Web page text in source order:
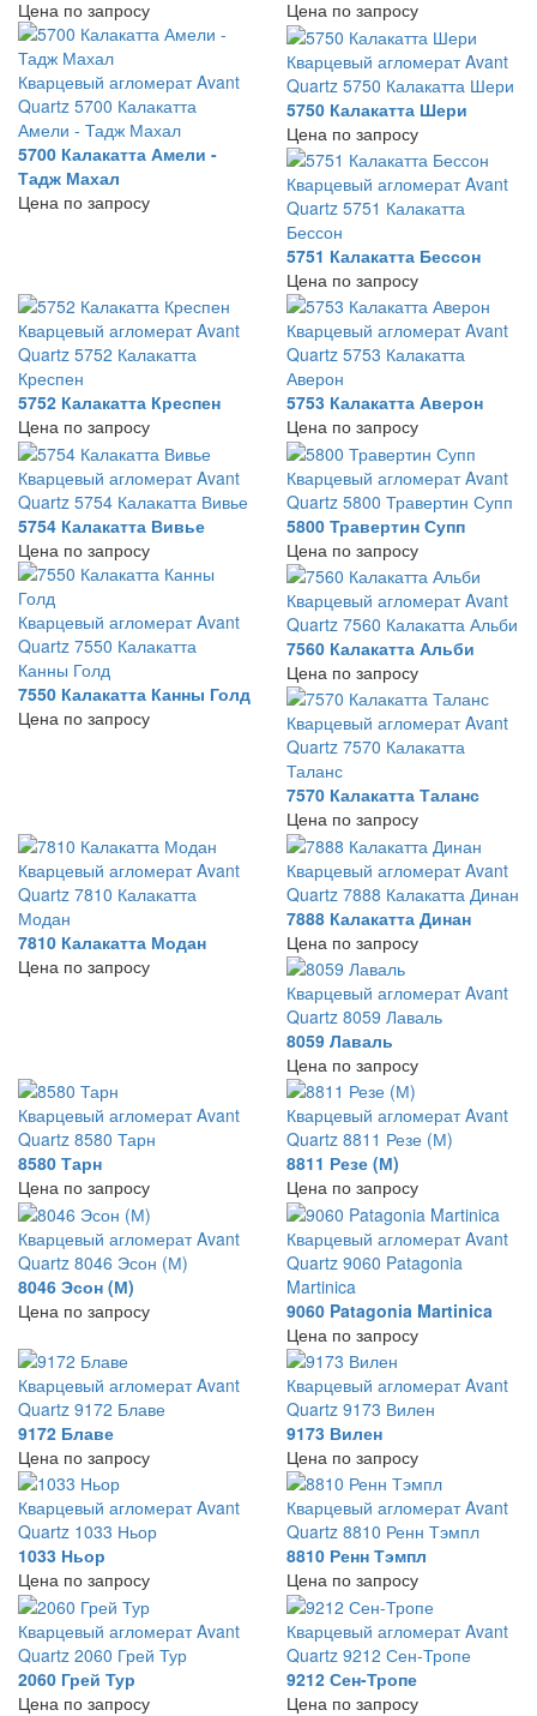
Цена по запросу Цена по запросу
Кварцевый агломерат Avant
Quartz 5700 Калакатта
Амели - Тадж Махал
5700 Калакатта Амели -
Тадж Махал
Цена по запросу
Кварцевый агломерат Avant
Quartz 5750 Калакатта Шери
5750 Калакатта Шери
Цена по запросу
Кварцевый агломерат Avant
Quartz 5751 Калакатта
Бессон
5751 Калакатта Бессон
Цена по запросу
Кварцевый агломерат Avant
Quartz 5752 Калакатта
Креспен
5752 Калакатта Креспен
Цена по запросу
Кварцевый агломерат Avant
Quartz 5753 Калакатта
Аверон
5753 Калакатта Аверон
Цена по запросу
Кварцевый агломерат Avant
Quartz 5754 Калакатта Вивье
5754 Калакатта Вивье
Цена по запросу
Кварцевый агломерат Avant
Quartz 5800 Травертин Супп
5800 Травертин Супп
Цена по запросу
Кварцевый агломерат Avant
Quartz 7550 Калакатта
Канны Голд
7550 Калакатта Канны Голд
Цена по запросу
Кварцевый агломерат Avant
Quartz 7560 Калакатта Альби
7560 Калакатта Альби
Цена по запросу
Кварцевый агломерат Avant
Quartz 7570 Калакатта
Таланс
7570 Калакатта Таланс
Цена по запросу
Кварцевый агломерат Avant
Quartz 7810 Калакатта
Модан
7810 Калакатта Модан
Цена по запросу
Кварцевый агломерат Avant
Quartz 7888 Калакатта Динан
7888 Калакатта Динан
Цена по запросу
Кварцевый агломерат Avant
Quartz 8059 Лаваль
8059 Лаваль
Цена по запросу
Кварцевый агломерат Avant
Quartz 8580 Тарн
8580 Тарн
Цена по запросу
Кварцевый агломерат Avant
Quartz 8811 Резе (М)
8811 Резе (М)
Цена по запросу
Кварцевый агломерат Avant
Quartz 8046 Эсон (М)
8046 Эсон (М)
Цена по запросу
Кварцевый агломерат Avant
Quartz 9060 Patagonia
Martinica
9060 Patagonia Martinica
Цена по запросу
Кварцевый агломерат Avant
Quartz 9172 Блаве
9172 Блаве
Цена по запросу
Кварцевый агломерат Avant
Quartz 9173 Вилен
9173 Вилен
Цена по запросу
Кварцевый агломерат Avant
Quartz 1033 Ньор
1033 Ньор
Цена по запросу
Кварцевый агломерат Avant
Quartz 8810 Ренн Тэмпл
8810 Ренн Тэмпл
Цена по запросу
Кварцевый агломерат Avant
Quartz 2060 Грей Тур
2060 Грей Тур
Цена по запросу
Кварцевый агломерат Avant
Quartz 9212 Сен-Тропе
9212 Сен-Тропе
Цена по запросу